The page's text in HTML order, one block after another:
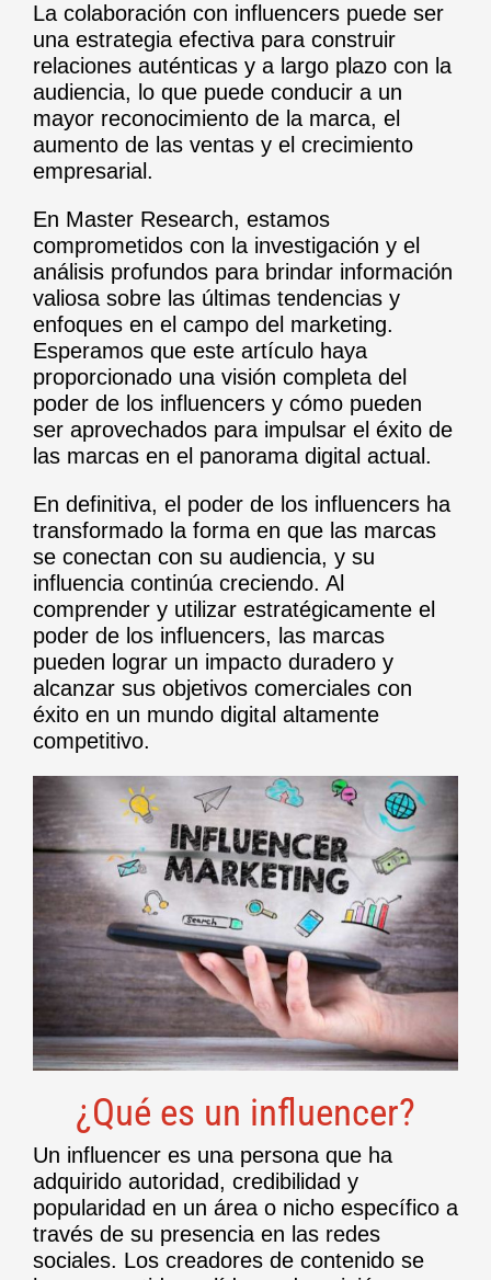
La colaboración con influencers puede ser
una estrategia efectiva para construir
relaciones auténticas y a largo plazo con la
audiencia, lo que puede conducir a un
mayor reconocimiento de la marca, el
aumento de las ventas y el crecimiento
empresarial.
En Master Research, estamos
comprometidos con la investigación y el
análisis profundos para brindar información
valiosa sobre las últimas tendencias y
enfoques en el campo del marketing.
Esperamos que este artículo haya
proporcionado una visión completa del
poder de los influencers y cómo pueden
ser aprovechados para impulsar el éxito de
las marcas en el panorama digital actual.
En definitiva, el poder de los influencers ha
transformado la forma en que las marcas
se conectan con su audiencia, y su
influencia continúa creciendo. Al
comprender y utilizar estratégicamente el
poder de los influencers, las marcas
pueden lograr un impacto duradero y
alcanzar sus objetivos comerciales con
éxito en un mundo digital altamente
competitivo.
¿Qué es un influencer?
Un influencer es una persona que ha
adquirido autoridad, credibilidad y
popularidad en un área o nicho específico a
través de su presencia en las redes
sociales. Los creadores de contenido se